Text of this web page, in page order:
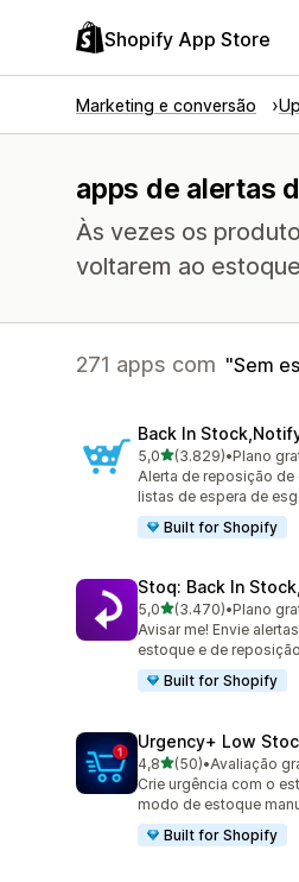
Shopify App Store
Marketing e conversão
apps de alertas
Às vezes os
voltarem ao
271 apps com Sem
Back In
5,0de 5 estrelas
(3.829)
3829 avaliações ao
•Plano
Alerta de reposição de
listas de espera de
Built for Shopify
Stoq: Back In
5,0de 5 estrelas
(3.470)
3470 avaliações ao
•Plano
Avisar me! Envie
estoque e de reposição
Built for Shopify
Urgency+ Low
4,8de 5 estrelas
(50)
50 avaliações ao todo
•Avaliação
Crie urgência com o
modo de estoque
Built for Shopify